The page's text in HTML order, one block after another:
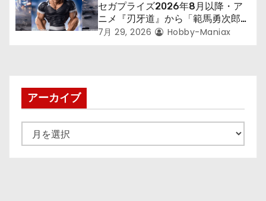
セガプライズ2026年8月以降・ア
ニメ『刃牙道』から「範馬勇次郎」
が登場ッッ!!
7月 29, 2026 Hobby-Maniax
アーカイブ
ー